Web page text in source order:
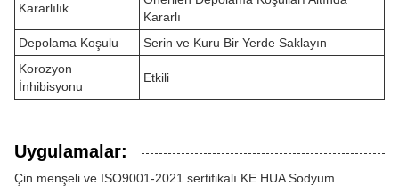
Kararlılık
Kararlı
Depolama Koşulu
Serin ve Kuru Bir Yerde Saklayın
Korozyon
İnhibisyonu
Etkili
Uygulamalar:
Çin menşeli ve ISO9001-2021 sertifikalı KE HUA Sodyum